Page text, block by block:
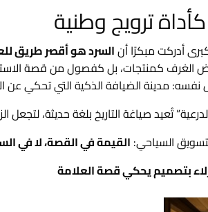
ترويج وطنية
أدركت مبكرًا أنالسرد هو أقصر طريق
الغرف كمنتجات، بل كفصول من قصة
مدينة الضيافة الذكية التي تحكي عن
تُعيد صياغة التاريخ بلغة حديثة، لتجعل
السياحي:القيمة في القصة، لا في
بتصميم يحكي قصة العلامة